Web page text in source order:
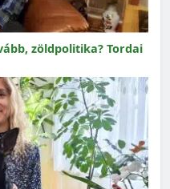
zöldpolitika? Tordai